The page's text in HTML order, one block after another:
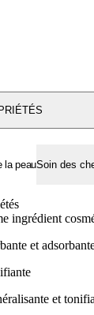
la peauSoin des
ingrédient
et
et